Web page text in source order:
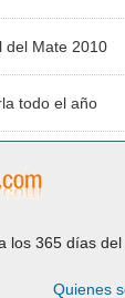
del Mate 2010
todo el año
los 365 días
Quienes